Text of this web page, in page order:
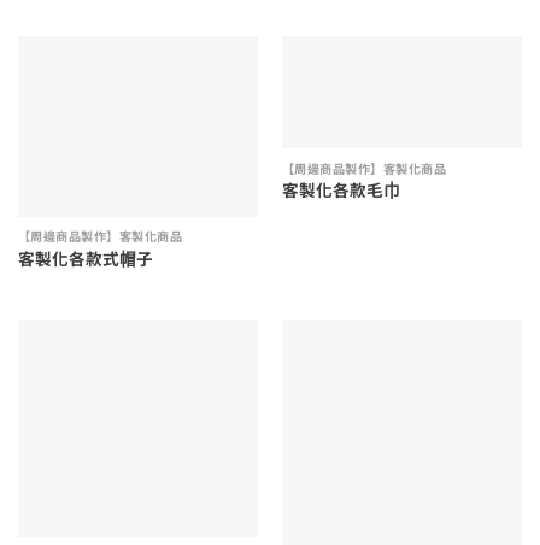
【周邊商品製作】客製化商品
客製化各款式帽子
【周邊商品製作】客製化商品
客製化各款毛巾